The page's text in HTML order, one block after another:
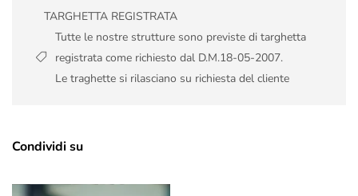
TARGHETTA REGISTRATA
Tutte le nostre strutture sono previste di targhetta
registrata come richiesto dal D.M.18-05-2007.
Le traghette si rilasciano su richiesta del cliente
Condividi su